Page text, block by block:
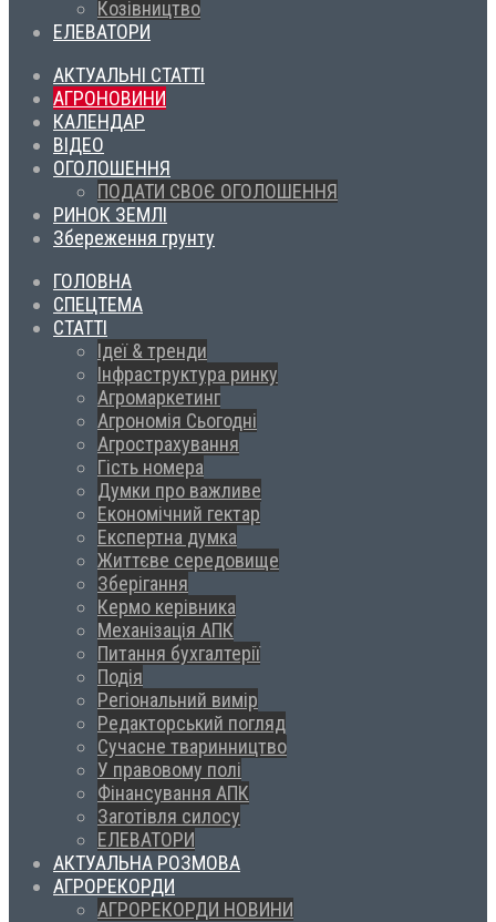
Козівництво
ЕЛЕВАТОРИ
АКТУАЛЬНІ СТАТТІ
АГРОНОВИНИ
КАЛЕНДАР
ВІДЕО
ОГОЛОШЕННЯ
ПОДАТИ СВОЄ ОГОЛОШЕННЯ
РИНОК ЗЕМЛІ
Збереження грунту
ГОЛОВНА
СПЕЦТЕМА
СТАТТІ
Ідеї & тренди
Інфраструктура ринку
Агромаркетинг
Агрономія Сьогодні
Агрострахування
Гість номера
Думки про важливе
Економічний гектар
Експертна думка
Життєве середовище
Зберігання
Кермо керівника
Механізація АПК
Питання бухгалтерії
Подія
Регіональний вимір
Редакторський погляд
Сучасне тваринництво
У правовому полі
Фінансування АПК
Заготівля силосу
ЕЛЕВАТОРИ
АКТУАЛЬНА РОЗМОВА
АГРОРЕКОРДИ
АГРОРЕКОРДИ НОВИНИ